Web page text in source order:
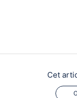
Cet